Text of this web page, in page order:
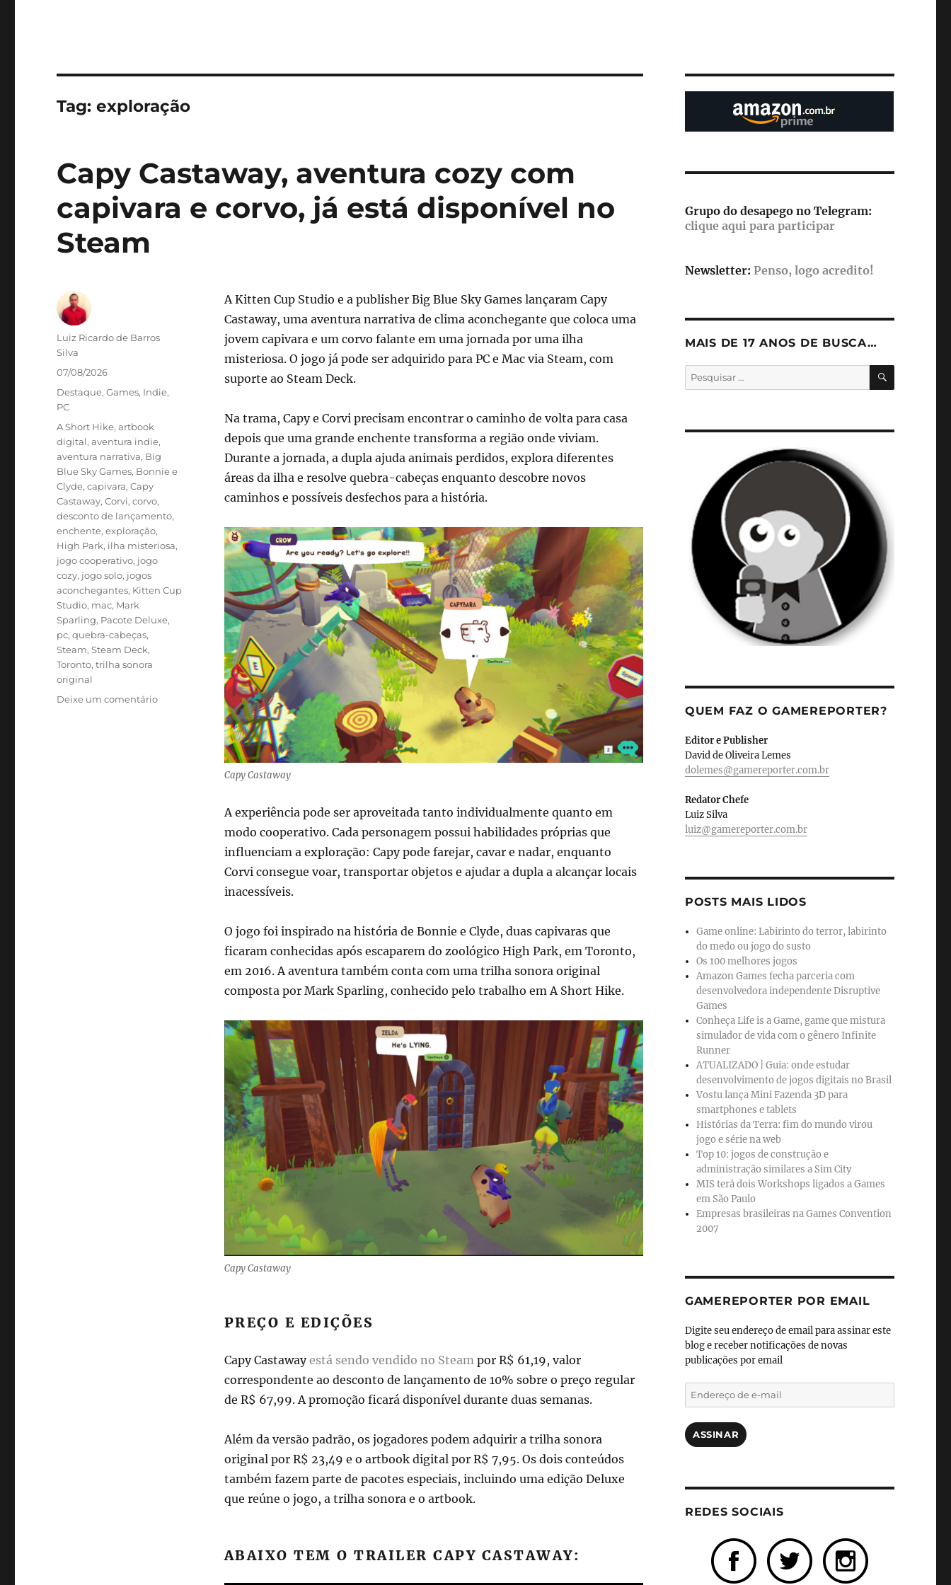
Tag:exploração
Capy Castaway, aventura cozy com
capivara e corvo, já está disponível no
Steam
A Kitten Cup Studio e a publisher Big Blue Sky Games lançaram Capy
Castaway, uma aventura narrativa de clima aconchegante que coloca uma
jovem capivara e um corvo falante em uma jornada por uma ilha
misteriosa. O jogo já pode ser adquirido para PC e Mac via Steam, com
suporte ao Steam Deck.
Na trama, Capy e Corvi precisam encontrar o caminho de volta para casa
depois que uma grande enchente transforma a região onde viviam.
Durante a jornada, a dupla ajuda animais perdidos, explora diferentes
áreas da ilha e resolve quebra-cabeças enquanto descobre novos
caminhos e possíveis desfechos para a história.
Capy Castaway
A experiência pode ser aproveitada tanto individualmente quanto em
modo cooperativo. Cada personagem possui habilidades próprias que
influenciam a exploração: Capy pode farejar, cavar e nadar, enquanto
Corvi consegue voar, transportar objetos e ajudar a dupla a alcançar locais
inacessíveis.
O jogo foi inspirado na história de Bonnie e Clyde, duas capivaras que
ficaram conhecidas após escaparem do zoológico High Park, em Toronto,
em 2016. A aventura também conta com uma trilha sonora original
composta por Mark Sparling, conhecido pelo trabalho em A Short Hike.
Capy Castaway
PREÇO E EDIÇÕES
Capy Castawayestá sendo vendido no Steam por R$ 61,19, valor
correspondente ao desconto de lançamento de 10% sobre o preço regular
de R$ 67,99. A promoção ficará disponível durante duas semanas.
Além da versão padrão, os jogadores podem adquirir a trilha sonora
original por R$ 23,49 e o artbook digital por R$ 7,95. Os dois conteúdos
também fazem parte de pacotes especiais, incluindo uma edição Deluxe
que reúne o jogo, a trilha sonora e o artbook.
ABAIXO TEM O TRAILER CAPY CASTAWAY:
Autor
Luiz Ricardo de Barros
Silva
Publicado
07/08/2026
Categorias
Destaque,Games, Indie,
PC
Tags
A Short Hike,artbook
digital,aventura indie,
aventura narrativa, Big
Blue Sky Games, Bonnie e
Clyde,capivara,Capy
Castaway,Corvi,corvo,
desconto de lançamento,
enchente,exploração,
High Park, ilha misteriosa,
jogo cooperativo, jogo
cozy, jogo solo, jogos
aconchegantes, Kitten Cup
Studio, mac, Mark
Sparling, Pacote Deluxe,
pc,quebra-cabeças,
Steam,Steam Deck,
Toronto,trilha sonora
original
Deixe um comentárioem
Grupo do desapego no Telegram:
clique aqui para participar
Newsletter: Penso, logo acredito!
MAIS DE 17 ANOS DE BUSCA…
Pesquisar
por:
QUEM FAZ O GAMEREPORTER?
Editor e Publisher
David de Oliveira Lemes
dolemes@gamereporter.com.br
Redator Chefe
Luiz Silva
luiz@gamereporter.com.br
POSTS MAIS LIDOS
Game online: Labirinto do terror, labirinto
do medo ou jogo do susto
Os 100 melhores jogos
Amazon Games fecha parceria com
desenvolvedora independente Disruptive
Games
Conheça Life is a Game, game que mistura
simulador de vida com o gênero Infinite
Runner
ATUALIZADO | Guia: onde estudar
desenvolvimento de jogos digitais no Brasil
Vostu lança Mini Fazenda 3D para
smartphones e tablets
Histórias da Terra: fim do mundo virou
jogo e série na web
Top 10: jogos de construção e
administração similares a Sim City
MIS terá dois Workshops ligados a Games
em São Paulo
Empresas brasileiras na Games Convention
2007
GAMEREPORTER POR EMAIL
Digite seu endereço de email para assinar este
blog e receber notificações de novas
publicações por email
Endereço
de
e-
mail
ASSINAR
REDES SOCIAIS